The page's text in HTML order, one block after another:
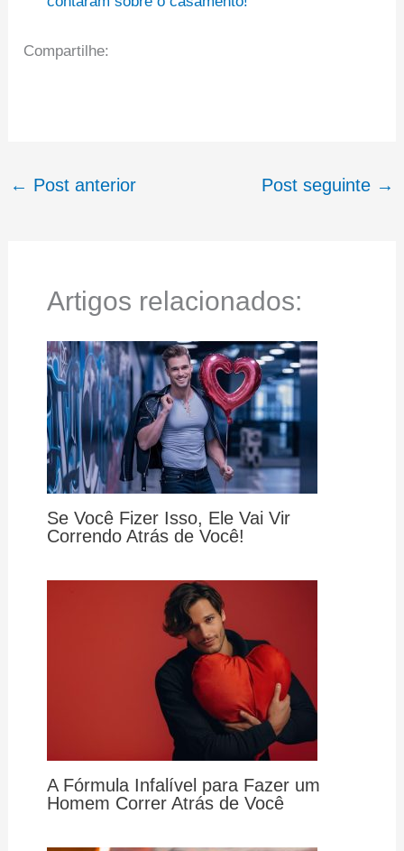
Compartilhe:
← Post anterior Post seguinte →
Artigos relacionados:
Se Você Fizer Isso, Ele Vai Vir
Correndo Atrás de Você!
A Fórmula Infalível para Fazer um
Homem Correr Atrás de Você